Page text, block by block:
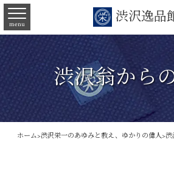
渋沢逸品
menu
渋沢翁から
ホーム>渋沢栄一のあゆみと教え、ゆかりの偉人>渋